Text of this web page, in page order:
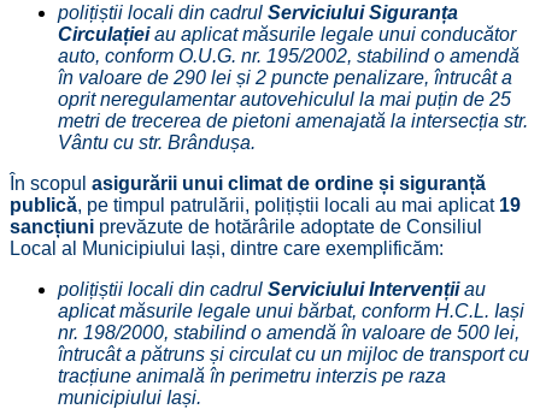
polițiștii locali din cadrul Serviciului Siguranța
Circulațieiau aplicat măsurile legale unui conducător
auto, conform O.U.G. nr. 195/2002, stabilind o amendă
în valoare de 290 lei și 2 puncte penalizare, întrucât a
oprit neregulamentar autovehiculul la mai puțin de 25
metri de trecerea de pietoni amenajată la intersecția str.
Vântu cu str. Brândușa.
În scopul asigurării unui climat de ordine și siguranță
publică, pe timpul patrulării, polițiștii locali au mai aplicat 19
sancțiuni prevăzute de hotărârile adoptate de Consiliul
Local al Municipiului Iași, dintre care exemplificăm:
polițiștii locali din cadrul Serviciului Intervențiiau
aplicat măsurile legale unui bărbat, conform H.C.L. Iași
nr. 198/2000, stabilind o amendă în valoare de 500 lei,
întrucât a pătruns și circulat cu un mijloc de transport cu
tracțiune animală în perimetru interzis pe raza
municipiului Iași.